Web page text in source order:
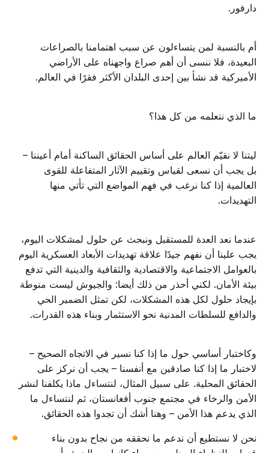
دارفور.
أم بالنسبة لمن يتساءلون عن سبب اهتمامنا بالصراعات
البعيدة، فلا ننسى أن أهم صراع واجهناه على الأراضي
الأميركية قد نشأ بين إحدى البلدان الأكثر فقرًا في العالم.
ما الذي نتعلمه من كل هذا؟
ليتنا لا نقيّم العالم على أساس الحقائق الساكنة أمام أعيننا –
بل يجب أن نسعى لقياس وتقييم الآثار المتفاعلة للقوى
العالمية إذا كنا نرغب في فهم المواضع التي تأتي منها
التهديدات.
عندما نعد العدة للمستقبل ونبحث عن حلول لمشكلات اليوم،
يجب علينا أن نفهم جيدًا علاقة تهديدات الأبعاد العسكرية اليوم
بالعوامل الاجتماعية والاقتصادية والثقافية والدينية التي تدفع
بيئة الأمان. لكني أحذر من ذلك أيضا: والجيوش ليست منوطة
بإيجاد حلول لكل هذه المشكلات، لكن تمثل الضمير الحي
والدافع للسلطات المدنية نحو الاستثمار وبناء هذه القدرات.
وكاختبار أساسي حول ما إذا كنا نسير في الاتجاه الصحيح –
لاختبار ما إذا كنا صادقين مع أنفسنا – يجب أن نركز على
الحقائق المحلية. على سبيل المثال، لنتساءل ماذا يكلفنا لنشر
الأمن والرخاء في مجتمع جنوب أفغانستان، ثم لنتساءل ما
الذي يدعم هذا الأمن – وهنا أشك أن تجدوا هذه الحقائق.
نحن لا نستطيع أن ندعم ما نحققه من نجاح بدون بناء